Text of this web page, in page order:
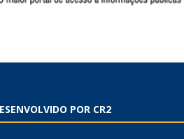
POR CR2